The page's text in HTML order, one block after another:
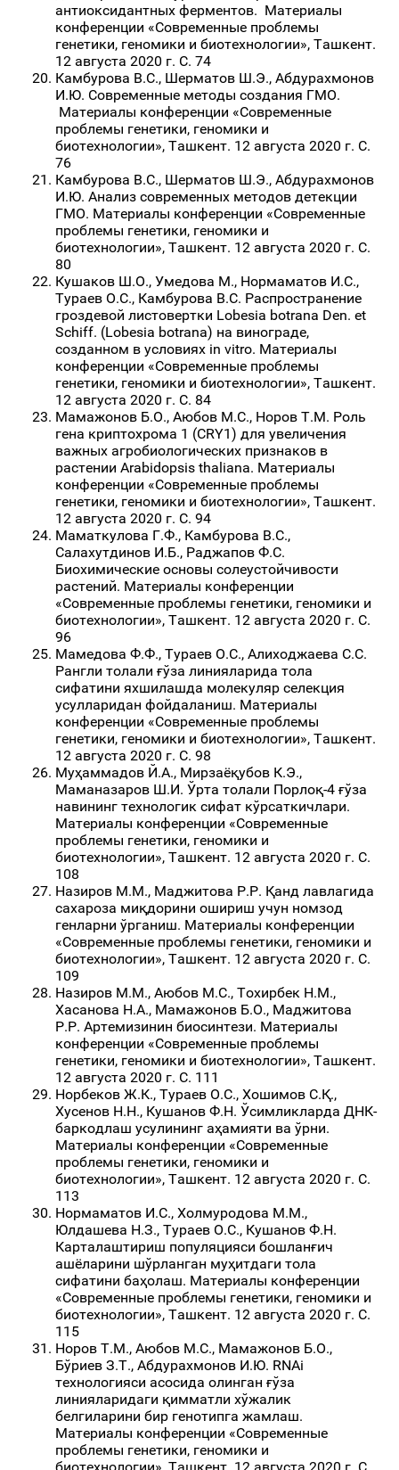
антиоксидантных ферментов. Материалы
конференции «Современные проблемы
генетики, геномики и биотехнологии», Ташкент.
12 августа 2020 г. С. 74
Камбурова В.С., Шерматов Ш.Э., Абдурахмонов
И.Ю. Современные методы создания ГМО.
Материалы конференции «Современные
проблемы генетики, геномики и
биотехнологии», Ташкент. 12 августа 2020 г. С.
76
Камбурова В.С., Шерматов Ш.Э., Абдурахмонов
И.Ю. Анализ современных методов детекции
ГМО. Материалы конференции «Современные
проблемы генетики, геномики и
биотехнологии», Ташкент. 12 августа 2020 г. С.
80
Кушаков Ш.О., Умедова М., Нормаматов И.С.,
Тураев О.С., Камбурова В.С. Распространение
гроздевой листовертки Lobesia botrana Den. et
Schiff. (Lobesia botrana) на винограде,
созданном в условиях in vitro. Материалы
конференции «Современные проблемы
генетики, геномики и биотехнологии», Ташкент.
12 августа 2020 г. С. 84
Мамажонов Б.О., Аюбов М.С., Норов Т.М. Роль
гена криптохрома 1 (CRY1) для увеличения
важных агробиологических признаков в
растении Arabidopsis thaliana. Материалы
конференции «Современные проблемы
генетики, геномики и биотехнологии», Ташкент.
12 августа 2020 г. С. 94
Маматкулова Г.Ф., Камбурова В.С.,
Салахутдинов И.Б., Раджапов Ф.С.
Биохимические основы солеустойчивости
растений. Материалы конференции
«Современные проблемы генетики, геномики и
биотехнологии», Ташкент. 12 августа 2020 г. С.
96
Мамедова Ф.Ф., Тураев О.С., Алиходжаева С.С.
Рангли толали ғўза линияларида тола
сифатини яхшилашда молекуляр селекция
усулларидан фойдаланиш. Материалы
конференции «Современные проблемы
генетики, геномики и биотехнологии», Ташкент.
12 августа 2020 г. С. 98
Муҳаммадов Й.А., Мирзаёқубов К.Э.,
Маманазаров Ш.И. Ўрта толали Порлоқ-4 ғўза
навининг технологик сифат кўрсаткичлари.
Материалы конференции «Современные
проблемы генетики, геномики и
биотехнологии», Ташкент. 12 августа 2020 г. С.
108
Назиров М.М., Маджитова Р.Р. Қaнд лaвлaгидa
сaхaрозa миқдорини ошириш учун номзод
генлaрни ўргaниш. Материалы конференции
«Современные проблемы генетики, геномики и
биотехнологии», Ташкент. 12 августа 2020 г. С.
109
Назиров М.М., Aюбов М.С., Тохирбек Н.М.,
Хасанова Н.A., Мамажонов Б.О., Маджитова
Р.Р. Aртемизинин биосинтези. Материалы
конференции «Современные проблемы
генетики, геномики и биотехнологии», Ташкент.
12 августа 2020 г. С. 111
Норбеков Ж.К., Тураев О.С., Хошимов С.Қ.,
Хусенов Н.Н., Кушанов Ф.Н. Ўсимликларда ДНК-
баркодлаш усулининг аҳамияти ва ўрни.
Материалы конференции «Современные
проблемы генетики, геномики и
биотехнологии», Ташкент. 12 августа 2020 г. С.
113
Нормаматов И.С., Холмуродова М.М.,
Юлдашева Н.З., Тураев О.С., Кушанов Ф.Н.
Карталаштириш популяцияси бошланғич
ашёларини шўрланган муҳитдаги тола
сифатини баҳолаш. Материалы конференции
«Современные проблемы генетики, геномики и
биотехнологии», Ташкент. 12 августа 2020 г. С.
115
Норов Т.М., Аюбов М.С., Мамажонов Б.О.,
Бўриев З.Т., Абдурахмонов И.Ю. RNAi
технологияси асосида олинган ғўза
линияларидаги қимматли хўжалик
белгиларини бир генотипга жамлаш.
Материалы конференции «Современные
проблемы генетики, геномики и